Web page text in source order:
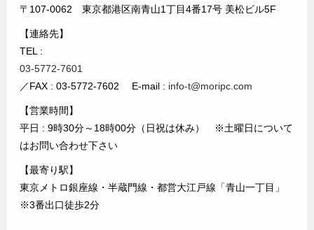
〒107-0062 東京都港区南青山1丁目4番17号 美松ビル5F
【連絡先】
TEL :
03-5772-7601
／FAX : 03-5772-7602 E-mail : info-t@moripc.com
【営業時間】
平日 : 9時30分～18時00分（日祝は休み） ※土曜日について
はお問い合わせ下さい
【最寄り駅】
東京メトロ銀座線・半蔵門線・都営大江戸線「青山一丁目」
※3番出口徒歩2分